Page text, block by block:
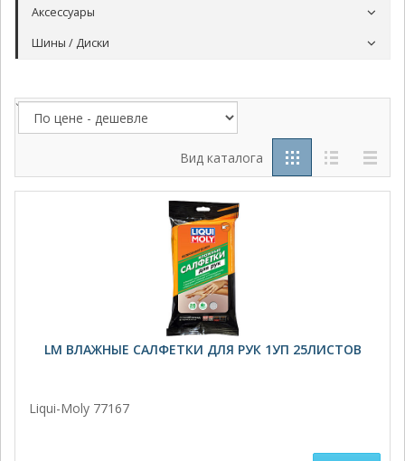
Аксессуары
Шины / Диски
`
Вид каталога
LM ВЛАЖНЫЕ САЛФЕТКИ ДЛЯ РУК 1УП 25ЛИСТОВ
Liqui-Moly 77167